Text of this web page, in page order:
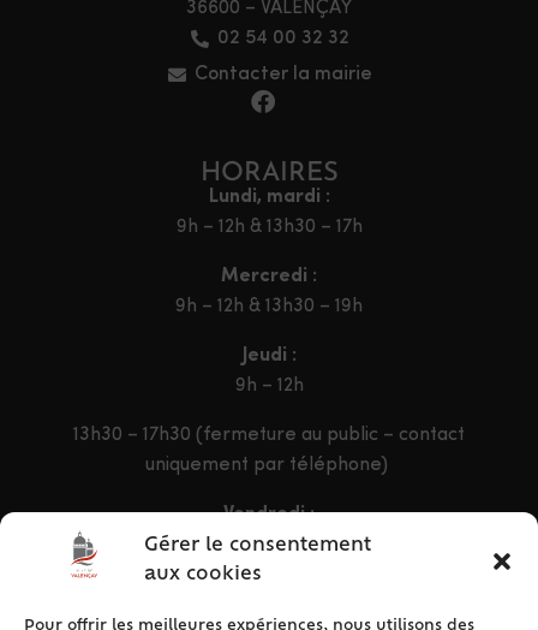
Gérer le consentement
aux cookies
Pour offrir les meilleures expériences, nous utilisons des
36600 – VALENÇAY
02 54 00 32 32
Contacter la mairie
HORAIRES
Lundi, mardi :
9h – 12h & 13h30 – 17h
Mercredi :
9h – 12h & 13h30 – 19h
Jeudi :
9h – 12h
13h30 – 17h30 (fermeture au public – contact
uniquement par téléphone)
Vendredi :
9h – 12h & 13h30 – 16h30